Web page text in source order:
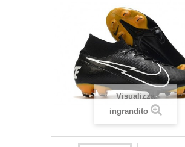
Visualizza
ingrandito